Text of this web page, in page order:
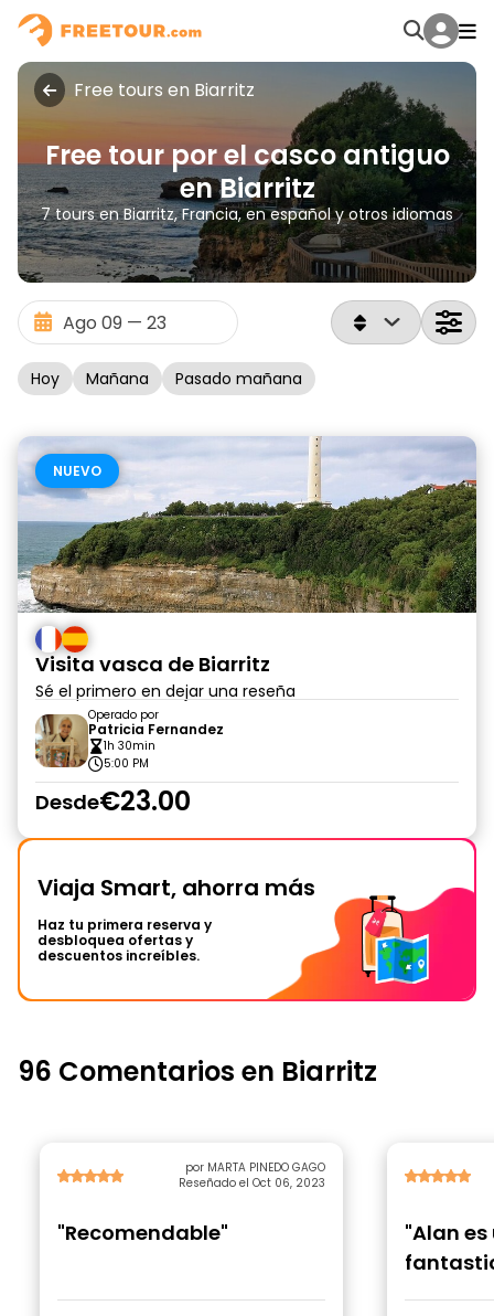
Free tours en Biarritz
Free tour por el casco antiguo
en Biarritz
7 tours en Biarritz, Francia, en español y otros idiomas
Hoy Mañana Pasado mañana
NUEVO
Visita vasca de Biarritz
Sé el primero en dejar una reseña
Operado por
Patricia Fernandez
1h 30min
5:00 PM
Desde€23.00
Viaja Smart, ahorra más
Haz tu primera reserva y
desbloquea ofertas y
descuentos increíbles.
96 Comentarios en Biarritz
por MARTA PINEDO GAGO
Reseñado el Oct 06, 2023
"Recomendable"
"Alan